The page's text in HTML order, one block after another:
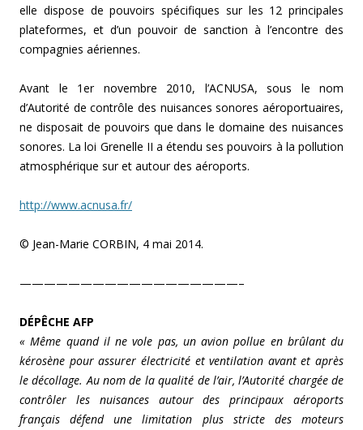
elle dispose de pouvoirs spécifiques sur les 12 principales
plateformes, et d’un pouvoir de sanction à l’encontre des
compagnies aériennes.
Avant le 1er novembre 2010, l’ACNUSA, sous le nom
d’Autorité de contrôle des nuisances sonores aéroportuaires,
ne disposait de pouvoirs que dans le domaine des nuisances
sonores. La loi Grenelle II a étendu ses pouvoirs à la pollution
atmosphérique sur et autour des aéroports.
http://www.acnusa.fr/
© Jean-Marie CORBIN, 4 mai 2014.
——————————————————–
DÉPÊCHE AFP
« Même quand il ne vole pas, un avion pollue en brûlant du
kérosène pour assurer électricité et ventilation avant et après
le décollage. Au nom de la qualité de l’air, l’Autorité chargée de
contrôler les nuisances autour des principaux aéroports
français défend une limitation plus stricte des moteurs